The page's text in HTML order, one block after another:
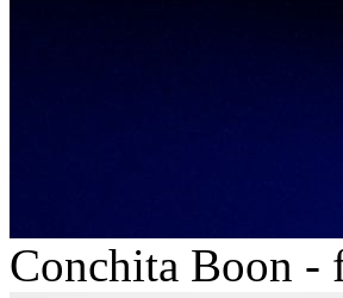
Conchita Boon -